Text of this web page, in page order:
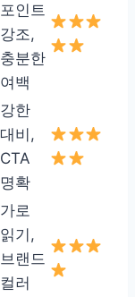
포인트
강조,
충분한
여백
강한
대비,
CTA
명확
가로
읽기,
브랜드
컬러